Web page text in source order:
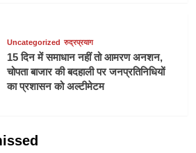
Uncategorized रुद्रप्रयाग
15 दिन में समाधान नहीं तो आमरण अनशन,
चोपता बाजार की बदहाली पर जनप्रतिनिधियों
का प्रशासन को अल्टीमेटम